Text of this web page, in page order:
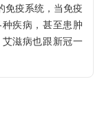
疫系统，当免疫
疾病，甚至患肿
滋病也跟新冠一